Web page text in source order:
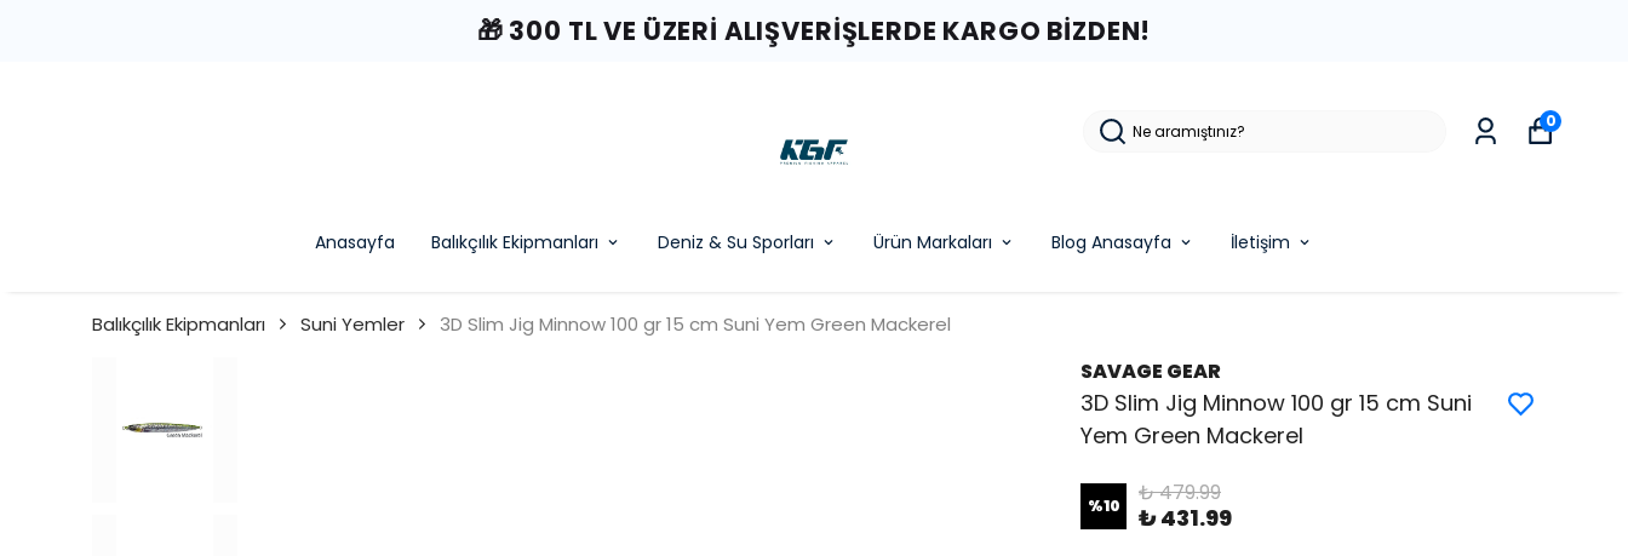
🎁 300 TL VE ÜZERI ALIŞVERIŞLERDE KARGO BIZDEN!
Anasayfa Balıkçılık Ekipmanları Deniz & Su Sporları Ürün Markaları Blog Anasayfa İletişim
0
Balıkçılık Ekipmanları Suni Yemler 3D Slim Jig Minnow 100 gr 15 cm Suni Yem Green Mackerel
SAVAGE GEAR
3D Slim Jig Minnow 100 gr 15 cm Suni
Yem Green Mackerel
%10 ₺ 479.99
₺ 431.99